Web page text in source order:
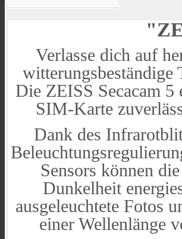
Verlasse dich auf
witterungsbeständige
Die ZEISS Secacam
SIM-Karte
Dank des
Sensors können
Dunkelheit
ausgeleuchtete Fotos
einer Wellenlänge